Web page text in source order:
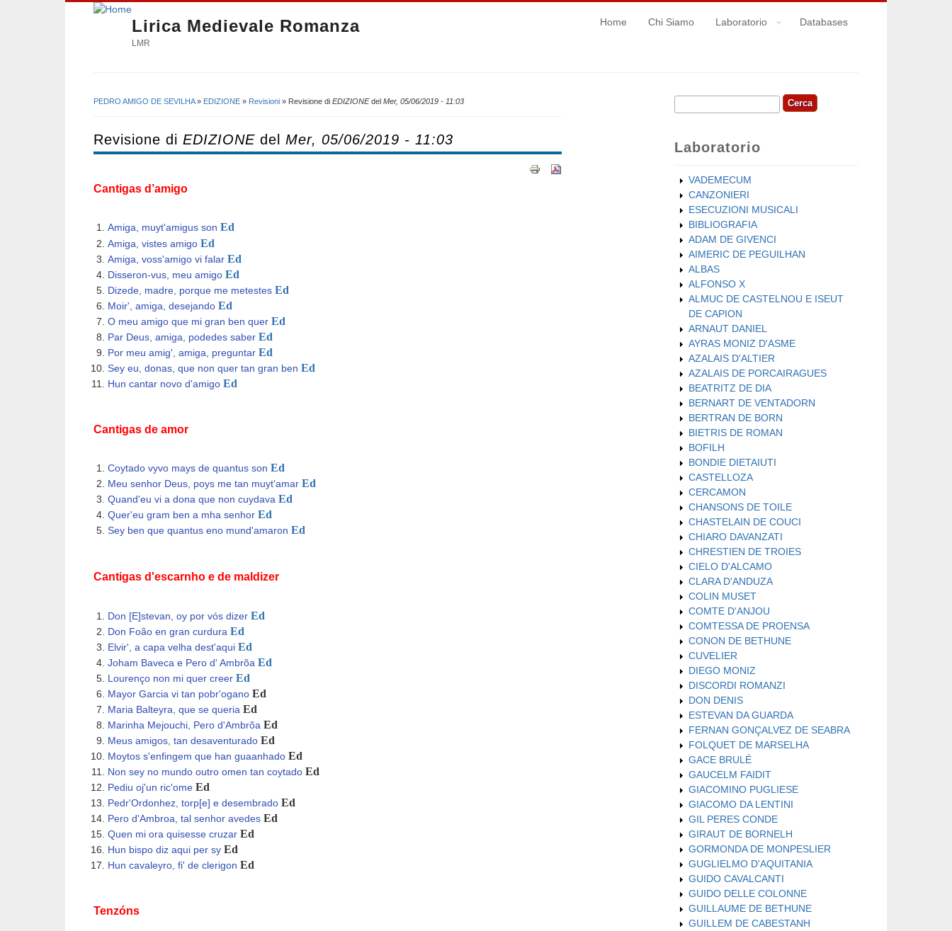
Lirica Medievale Romanza
LMR
Home Chi Siamo Laboratorio Databases
PEDRO AMIGO DE SEVILHA» EDIZIONE » Revisioni » Revisione di EDIZIONEdel Mer, 05/06/2019 - 11:03
Revisione di EDIZIONE del Mer, 05/06/2019 - 11:03
Cantigas d’amigo
Amiga, muyt'amigus son Ed
Amiga, vistes amigo Ed
Amiga, voss'amigo vi falar Ed
Disseron-vus, meu amigo Ed
Dizede, madre, porque me metestes Ed
Moir', amiga, desejando Ed
O meu amigo que mi gran ben quer Ed
Par Deus, amiga, podedes saber Ed
Por meu amig', amiga, preguntar Ed
Sey eu, donas, que non quer tan gran ben Ed
Hun cantar novo d'amigo Ed
Cantigas de amor
Coytado vyvo mays de quantus son Ed
Meu senhor Deus, poys me tan muyt'amar Ed
Quand'eu vi a dona que non cuydava Ed
Quer'eu gram ben a mha senhor Ed
Sey ben que quantus eno mund'amaron Ed
Cantigas d'escarnho e de maldizer
Don [E]stevan, oy por vós dizer Ed
Don Foão en gran curdura Ed
Elvir', a capa velha dest'aqui Ed
Joham Baveca e Pero d' Ambrõa Ed
Lourenço non mi quer creer Ed
Mayor Garcia vi tan pobr'ogano Ed
Maria Balteyra, que se queria Ed
Marinha Mejouchi, Pero d'Ambrõa Ed
Meus amigos, tan desaventurado Ed
Moytos s'enfingem que han guaanhado Ed
Non sey no mundo outro omen tan coytado Ed
Pediu oj'un ric'ome Ed
Pedr'Ordonhez, torp[e] e desembrado Ed
Pero d'Ambroa, tal senhor avedes Ed
Quen mi ora quisesse cruzar Ed
Hun bispo diz aqui per sy Ed
Hun cavaleyro, fi' de clerigon Ed
Tenzóns
Form di ricerca
Cerca
Laboratorio
VADEMECUM
CANZONIERI
ESECUZIONI MUSICALI
BIBLIOGRAFIA
ADAM DE GIVENCI
AIMERIC DE PEGUILHAN
ALBAS
ALFONSO X
ALMUC DE CASTELNOU E ISEUT
DE CAPION
ARNAUT DANIEL
AYRAS MONIZ D'ASME
AZALAIS D'ALTIER
AZALAIS DE PORCAIRAGUES
BEATRITZ DE DIA
BERNART DE VENTADORN
BERTRAN DE BORN
BIETRIS DE ROMAN
BOFILH
BONDIE DIETAIUTI
CASTELLOZA
CERCAMON
CHANSONS DE TOILE
CHASTELAIN DE COUCI
CHIARO DAVANZATI
CHRESTIEN DE TROIES
CIELO D'ALCAMO
CLARA D'ANDUZA
COLIN MUSET
COMTE D'ANJOU
COMTESSA DE PROENSA
CONON DE BETHUNE
CUVELIER
DIEGO MONIZ
DISCORDI ROMANZI
DON DENIS
ESTEVAN DA GUARDA
FERNAN GONÇALVEZ DE SEABRA
FOLQUET DE MARSELHA
GACE BRULÉ
GAUCELM FAIDIT
GIACOMINO PUGLIESE
GIACOMO DA LENTINI
GIL PERES CONDE
GIRAUT DE BORNELH
GORMONDA DE MONPESLIER
GUGLIELMO D'AQUITANIA
GUIDO CAVALCANTI
GUIDO DELLE COLONNE
GUILLAUME DE BETHUNE
GUILLEM DE CABESTANH